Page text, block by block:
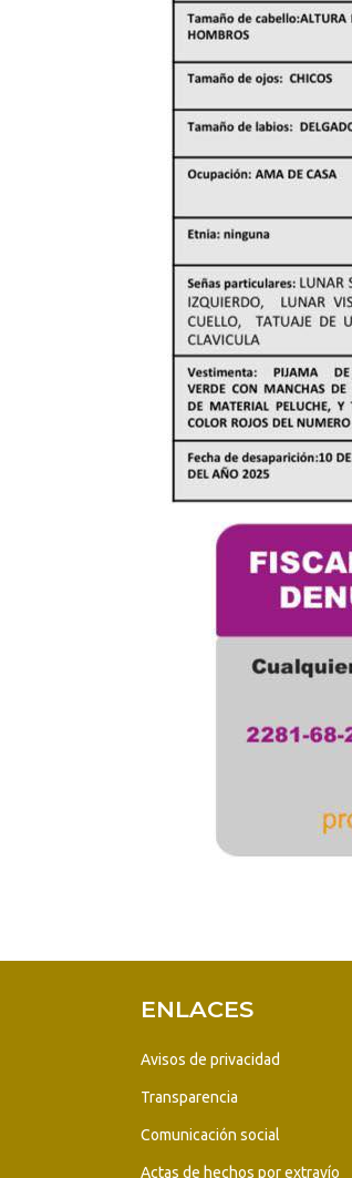
ENLACES
Avisos de privacidad
Transparencia
Comunicación social
Actas de hechos por extravío